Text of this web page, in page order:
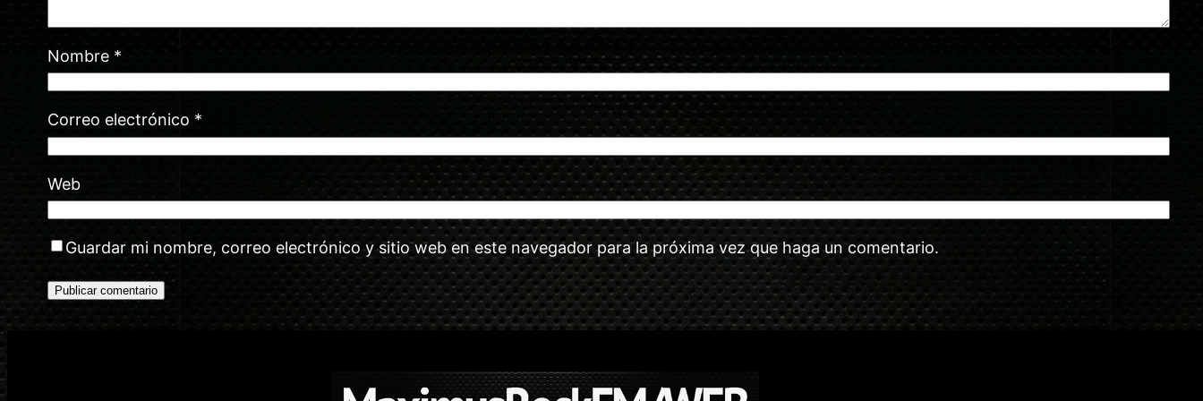
Nombre *
Correo electrónico *
Web
Guardar mi nombre, correo electrónico y sitio web en este navegador para la próxima vez que haga un comentario.